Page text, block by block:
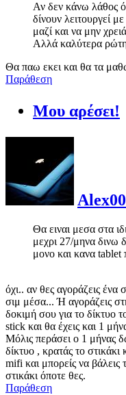
Αν δεν κάνω λάθος
δίνουν λειτουργεί
μαζί και να μην
Αλλά καλύτερα
Θα παω εκει και θα τα
Παράθεση
Μου αρέσει!
Θα ειναι μεσα στα
μεχρι 27/μηνα δινω
μονο και κανα
όχι.. αν θες αγοράζεις ένα
σιμ μέσα... Ή αγοράζεις
δοκιμή σου για το δίκτυο
stick και θα έχεις και 1
Μόλις περάσει ο 1 μήνας
δίκτυο , κρατάς το
mifi και μπορείς να
στικάκι όποτε θες.
Παράθεση